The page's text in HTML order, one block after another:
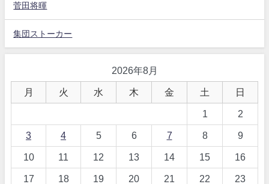
菅田将暉
集団ストーカー
2026年8月
月 火 水 木 金 土 日
1 2
3 4 5 6 7 8 9
10 11 12 13 14 15 16
17 18 19 20 21 22 23